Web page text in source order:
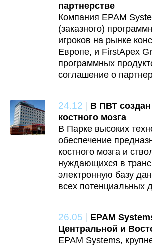
партнерстве
Компания EPAM
(заказного)
игроков на рынке
Европе, и FirstApex
программных
соглашение о
24.12 | В ПВТ
костного мозга
В Парке высоких
обеспечение
костного мозга и
нуждающихся в
электронную базу
всех потенциальных
26.05 | EPAM
Центральной и
EPAM Systems,